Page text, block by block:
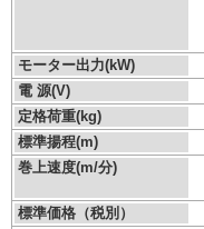
モーター出力(kW)
電 源(V)
定格荷重(kg)
標準揚程(m)
巻上速度(m/分)
標準価格（税別）